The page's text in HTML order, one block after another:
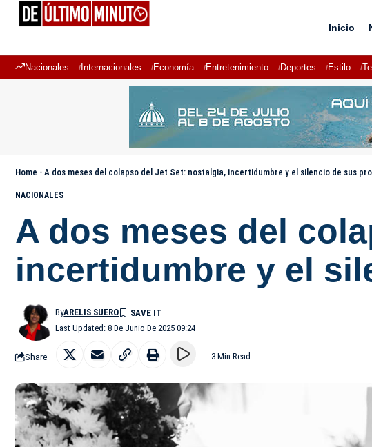
Inicio
Nacionales Internacionales Economía Entretenimiento Deportes Estilo
Home - A dos meses del colapso del Jet Set: nostalgia, incertidumbre y el silencio de sus
NACIONALES
A dos meses del
incertidumbre y el
Last Updated: 8 De Junio De 2025 09:24
ByARELIS SUERO
Share 3 Min Read